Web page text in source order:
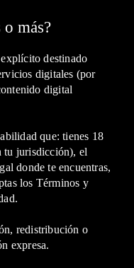
más?
destinado
digitales (por
digital
que: tienes 18
tu jurisdicción), el
donde te encuentras,
los Términos y
redistribución o
expresa.